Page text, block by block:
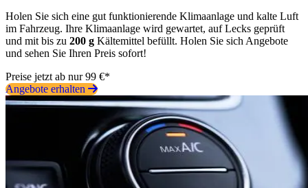
Holen Sie sich eine gut funktionierende Klimaanlage und kalte Luft
im Fahrzeug. Ihre Klimaanlage wird gewartet, auf Lecks geprüft
und mit bis zu 200 g Kältemittel befüllt. Holen Sie sich Angebote
und sehen Sie Ihren Preis sofort!
Preise jetzt ab nur 99 €*
Angebote erhalten